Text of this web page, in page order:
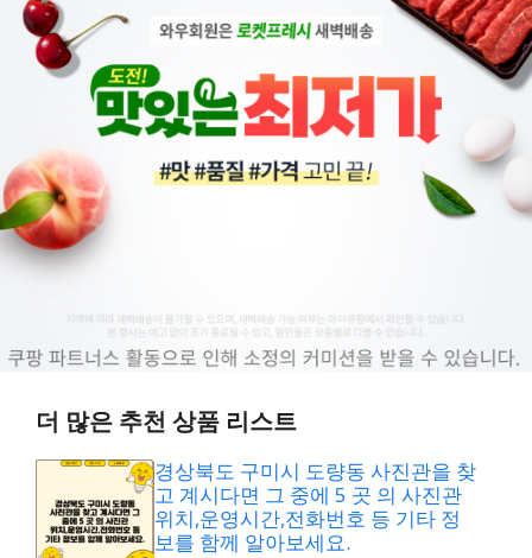
더 많은 추천 상품 리스트
경상북도 구미시 도량동 사진관을 찾
고 계시다면 그 중에 5 곳 의 사진관
위치,운영시간,전화번호 등 기타 정
보를 함께 알아보세요.